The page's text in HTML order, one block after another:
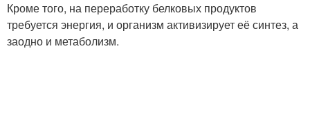
Кроме того, на переработку белковых продуктов
требуется энергия, и организм активизирует её синтез, а
заодно и метаболизм.